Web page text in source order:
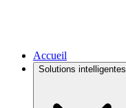
Accueil
Solutions intelligentes